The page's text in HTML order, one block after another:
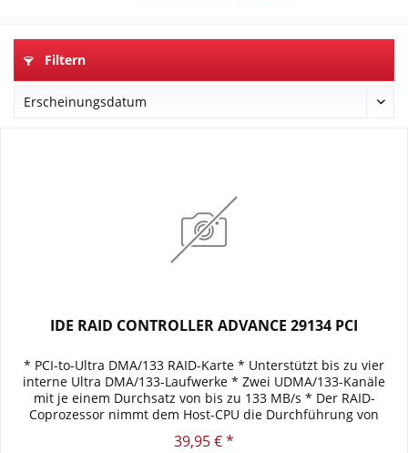
Filtern
IDE RAID CONTROLLER ADVANCE 29134 PCI
* PCI-to-Ultra DMA/133 RAID-Karte * Unterstützt bis zu vier
interne Ultra DMA/133-Laufwerke * Zwei UDMA/133-Kanäle
mit je einem Durchsatz von bis zu 133 MB/s * Der RAID-
Coprozessor nimmt dem Host-CPU die Durchführung von
RAID-Operationen...
39,95 € *